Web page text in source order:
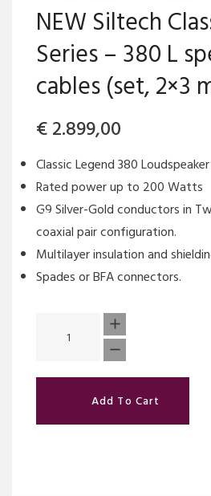
NEW Siltech
Series – 380 L
cables (set, 2×3
€2.899,00
Classic Legend 380
Rated power up to 200 Watts
G9 Silver-Gold conductors in
coaxial pair configuration.
Multilayer insulation and
Spades or BFA connectors.
Add To Cart